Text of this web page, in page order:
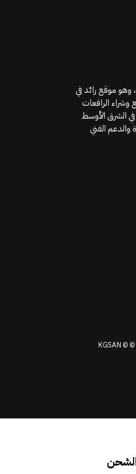
موقع قطع الغيار KGSAN وهو أحد اعمال شركة MAHALLAK، وهو موقع رائد في
وشراء الرافعات
الشرق الأوسط
الفني
KGSAN ©